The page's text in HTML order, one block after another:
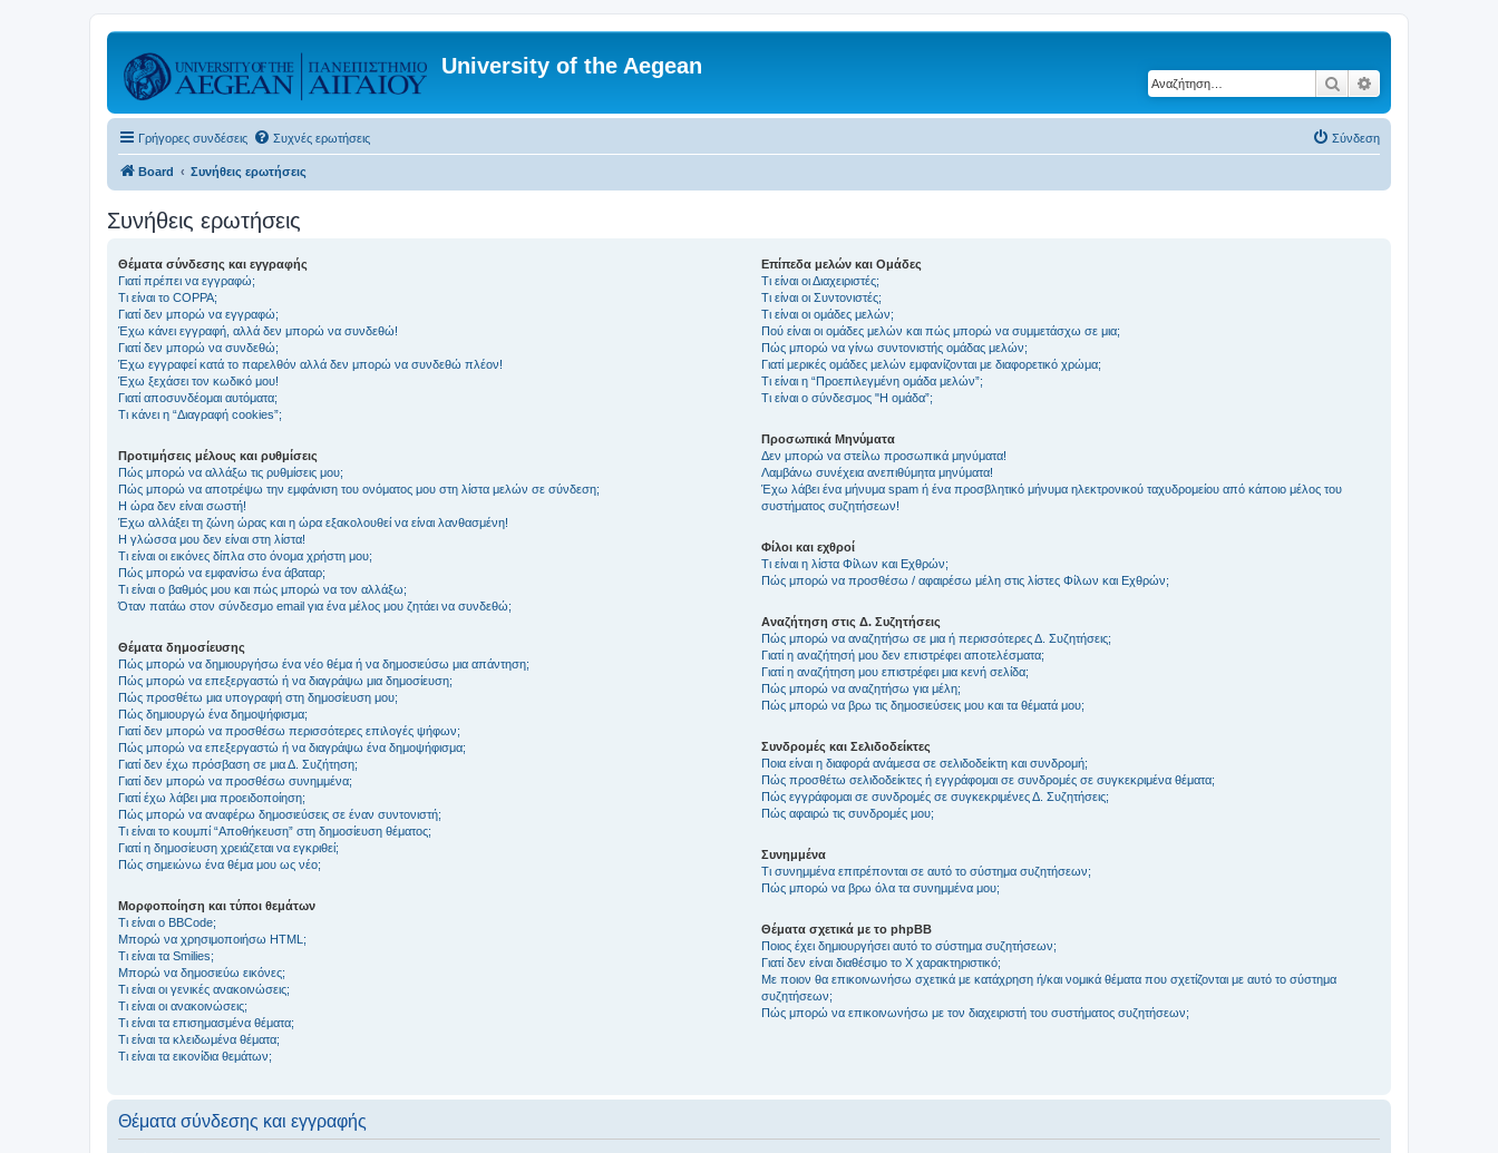
University of the Aegean
Αναζήτηση
Γρήγορες συνδέσεις Συχνές ερωτήσεις Σύνδεση
Board Συνήθεις ερωτήσεις
Συνήθεις ερωτήσεις
Θέματα σύνδεσης και εγγραφής
Γιατί πρέπει να εγγραφώ;
Τι είναι το COPPA;
Γιατί δεν μπορώ να εγγραφώ;
Έχω κάνει εγγραφή, αλλά δεν μπορώ να συνδεθώ!
Γιατί δεν μπορώ να συνδεθώ;
Έχω εγγραφεί κατά το παρελθόν αλλά δεν μπορώ να συνδεθώ πλέον!
Έχω ξεχάσει τον κωδικό μου!
Γιατί αποσυνδέομαι αυτόματα;
Τι κάνει η “Διαγραφή cookies”;
Προτιμήσεις μέλους και ρυθμίσεις
Πώς μπορώ να αλλάξω τις ρυθμίσεις μου;
Πώς μπορώ να αποτρέψω την εμφάνιση του ονόματος μου στη λίστα μελών σε σύνδεση;
Η ώρα δεν είναι σωστή!
Έχω αλλάξει τη ζώνη ώρας και η ώρα εξακολουθεί να είναι λανθασμένη!
Η γλώσσα μου δεν είναι στη λίστα!
Τι είναι οι εικόνες δίπλα στο όνομα χρήστη μου;
Πώς μπορώ να εμφανίσω ένα άβαταρ;
Τι είναι ο βαθμός μου και πώς μπορώ να τον αλλάξω;
Όταν πατάω στον σύνδεσμο email για ένα μέλος μου ζητάει να συνδεθώ;
Θέματα δημοσίευσης
Πώς μπορώ να δημιουργήσω ένα νέο θέμα ή να δημοσιεύσω μια απάντηση;
Πώς μπορώ να επεξεργαστώ ή να διαγράψω μια δημοσίευση;
Πώς προσθέτω μια υπογραφή στη δημοσίευση μου;
Πώς δημιουργώ ένα δημοψήφισμα;
Γιατί δεν μπορώ να προσθέσω περισσότερες επιλογές ψήφων;
Πώς μπορώ να επεξεργαστώ ή να διαγράψω ένα δημοψήφισμα;
Γιατί δεν έχω πρόσβαση σε μια Δ. Συζήτηση;
Γιατί δεν μπορώ να προσθέσω συνημμένα;
Γιατί έχω λάβει μια προειδοποίηση;
Πώς μπορώ να αναφέρω δημοσιεύσεις σε έναν συντονιστή;
Τι είναι το κουμπί “Αποθήκευση” στη δημοσίευση θέματος;
Γιατί η δημοσίευση χρειάζεται να εγκριθεί;
Πώς σημειώνω ένα θέμα μου ως νέο;
Μορφοποίηση και τύποι θεμάτων
Τι είναι ο BBCode;
Μπορώ να χρησιμοποιήσω HTML;
Τι είναι τα Smilies;
Μπορώ να δημοσιεύω εικόνες;
Τι είναι οι γενικές ανακοινώσεις;
Τι είναι οι ανακοινώσεις;
Τι είναι τα επισημασμένα θέματα;
Τι είναι τα κλειδωμένα θέματα;
Τι είναι τα εικονίδια θεμάτων;
Επίπεδα μελών και Ομάδες
Τι είναι οι Διαχειριστές;
Τι είναι οι Συντονιστές;
Τι είναι οι ομάδες μελών;
Πού είναι οι ομάδες μελών και πώς μπορώ να συμμετάσχω σε μια;
Πώς μπορώ να γίνω συντονιστής ομάδας μελών;
Γιατί μερικές ομάδες μελών εμφανίζονται με διαφορετικό χρώμα;
Τι είναι η “Προεπιλεγμένη ομάδα μελών”;
Τι είναι ο σύνδεσμος "Η ομάδα”;
Προσωπικά Μηνύματα
Δεν μπορώ να στείλω προσωπικά μηνύματα!
Λαμβάνω συνέχεια ανεπιθύμητα μηνύματα!
Έχω λάβει ένα μήνυμα spam ή ένα προσβλητικό μήνυμα ηλεκτρονικού ταχυδρομείου από κάποιο μέλος του
συστήματος συζητήσεων!
Φίλοι και εχθροί
Τι είναι η λίστα Φίλων και Εχθρών;
Πώς μπορώ να προσθέσω / αφαιρέσω μέλη στις λίστες Φίλων και Εχθρών;
Αναζήτηση στις Δ. Συζητήσεις
Πώς μπορώ να αναζητήσω σε μια ή περισσότερες Δ. Συζητήσεις;
Γιατί η αναζήτησή μου δεν επιστρέφει αποτελέσματα;
Γιατί η αναζήτηση μου επιστρέφει μια κενή σελίδα;
Πώς μπορώ να αναζητήσω για μέλη;
Πώς μπορώ να βρω τις δημοσιεύσεις μου και τα θέματά μου;
Συνδρομές και Σελιδοδείκτες
Ποια είναι η διαφορά ανάμεσα σε σελιδοδείκτη και συνδρομή;
Πώς προσθέτω σελιδοδείκτες ή εγγράφομαι σε συνδρομές σε συγκεκριμένα θέματα;
Πώς εγγράφομαι σε συνδρομές σε συγκεκριμένες Δ. Συζητήσεις;
Πώς αφαιρώ τις συνδρομές μου;
Συνημμένα
Τι συνημμένα επιτρέπονται σε αυτό το σύστημα συζητήσεων;
Πώς μπορώ να βρω όλα τα συνημμένα μου;
Θέματα σχετικά με το phpBB
Ποιος έχει δημιουργήσει αυτό το σύστημα συζητήσεων;
Γιατί δεν είναι διαθέσιμο το Χ χαρακτηριστικό;
Με ποιον θα επικοινωνήσω σχετικά με κατάχρηση ή/και νομικά θέματα που σχετίζονται με αυτό το σύστημα
συζητήσεων;
Πώς μπορώ να επικοινωνήσω με τον διαχειριστή του συστήματος συζητήσεων;
Θέματα σύνδεσης και εγγραφής